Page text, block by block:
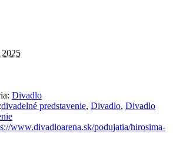
2025
Divadlo
divadelné predstavenie, Divadlo, Divadlo
www.divadloarena.sk/podujatia/hirosima-